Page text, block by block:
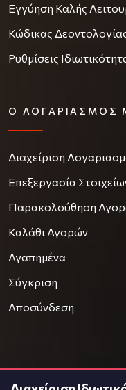
Εγγύηση Καλής
Κώδικας
Ρυθμίσεις
Ο ΛΟΓΑΡΙΑΣΜΌΣ
Διαχείριση
Επεξεργασία
Παρακολούθηση
Καλάθι Αγορών
Αγαπημένα
Σύγκριση
Αποσύνδεση